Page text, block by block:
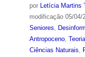
por Letícia Martins
modificação05/04/
Seniores,
Antropoceno,
Ciências Naturais,